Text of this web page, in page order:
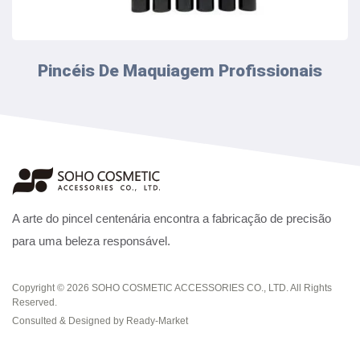
Pincéis De Maquiagem Profissionais
A arte do pincel centenária encontra a fabricação de precisão
para uma beleza responsável.
Copyright © 2026 SOHO COSMETIC ACCESSORIES CO., LTD. All Rights
Reserved.
Consulted & Designed by Ready-Market